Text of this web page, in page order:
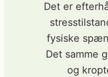
Det er
fysiske
Det samme
og